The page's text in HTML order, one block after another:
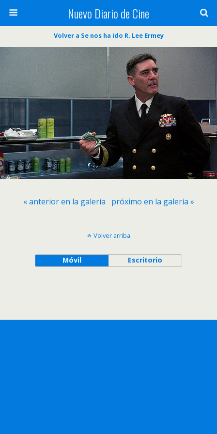
Nuevo Diario de Cine
Volver a Se nos ha ido R. Lee Ermey
« anterior en la galería próximo en la galería »
Volver arriba
Móvil Escritorio